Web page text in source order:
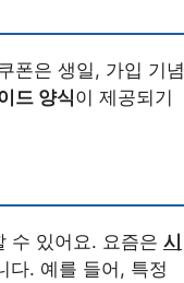
폰은 생일, 가입 기념
드 양식이 제공되기
수 있어요. 요즘은 시
다. 예를 들어, 특정